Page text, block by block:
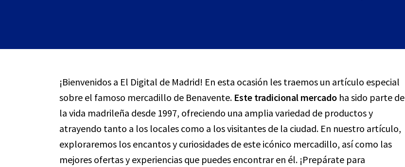
¡Bienvenidos a El Digital de Madrid! En esta ocasión les traemos un artículo especial
sobre el famoso mercadillo de Benavente. Este tradicional mercado ha sido parte de
la vida madrileña desde 1997, ofreciendo una amplia variedad de productos y
atrayendo tanto a los locales como a los visitantes de la ciudad. En nuestro artículo,
exploraremos los encantos y curiosidades de este icónico mercadillo, así como las
mejores ofertas y experiencias que puedes encontrar en él. ¡Prepárate para